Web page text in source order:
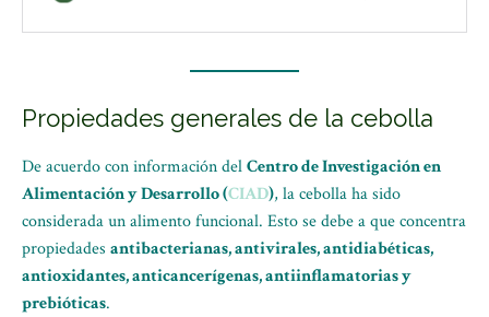
Propiedades generales de la cebolla
De acuerdo con información delCentro de Investigación en
Alimentación y Desarrollo (CIAD), la cebolla ha sido
considerada un alimento funcional. Esto se debe a que concentra
propiedades antibacterianas, antivirales, antidiabéticas,
antioxidantes, anticancerígenas, antiinflamatorias y
prebióticas.